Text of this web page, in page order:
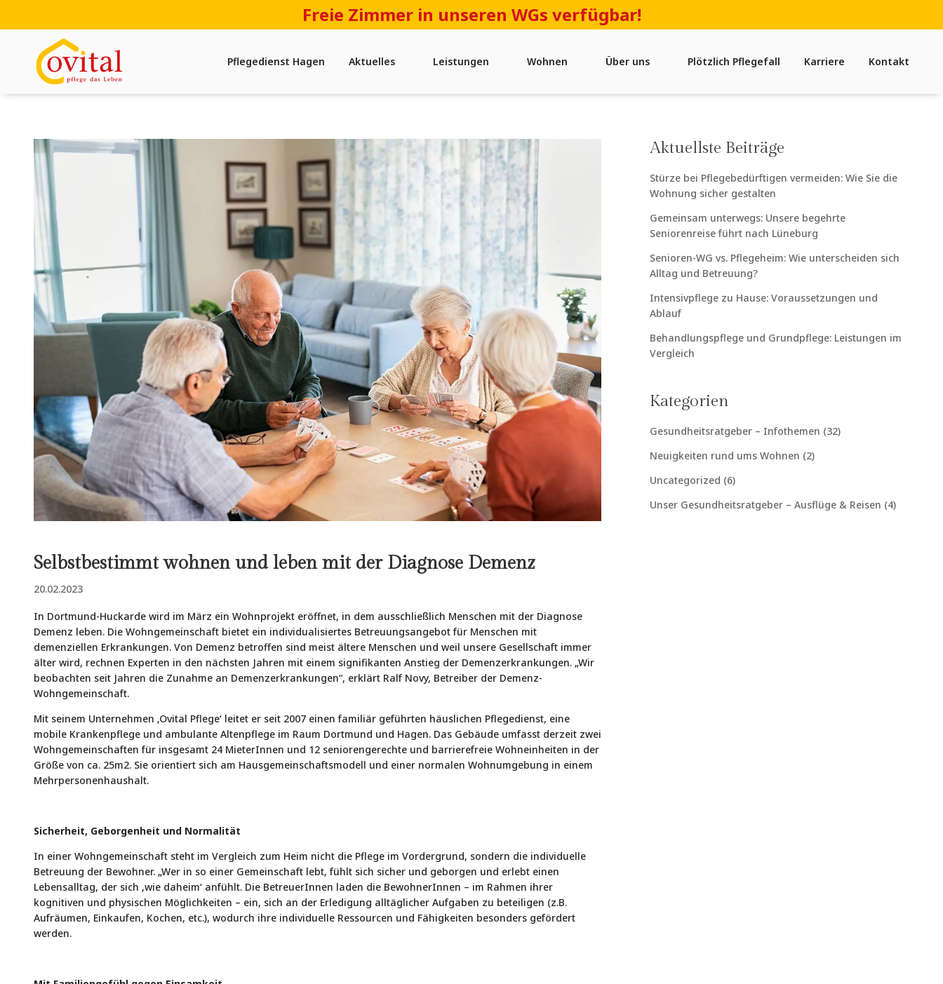
Freie Zimmer in unseren WGs verfügbar!
Pflegedienst Hagen Aktuelles Leistungen Wohnen Über uns Plötzlich Pflegefall Karriere Kontakt
Aktuellste Beiträge
Stürze bei Pflegebedürftigen vermeiden: Wie Sie die
Wohnung sicher gestalten
Gemeinsam unterwegs: Unsere begehrte
Seniorenreise führt nach Lüneburg
Senioren-WG vs. Pflegeheim: Wie unterscheiden sich
Alltag und Betreuung?
Intensivpflege zu Hause: Voraussetzungen und
Ablauf
Behandlungspflege und Grundpflege: Leistungen im
Vergleich
Kategorien
Gesundheitsratgeber – Infothemen (32)
Neuigkeiten rund ums Wohnen (2)
Uncategorized (6)
Unser Gesundheitsratgeber – Ausflüge & Reisen (4)
Selbstbestimmt wohnen und leben mit der Diagnose Demenz
20.02.2023
In Dortmund-Huckarde wird im März ein Wohnprojekt eröffnet, in dem ausschließlich Menschen mit der Diagnose
Demenz leben. Die Wohngemeinschaft bietet ein individualisiertes Betreuungsangebot für Menschen mit
demenziellen Erkrankungen. Von Demenz betroffen sind meist ältere Menschen und weil unsere Gesellschaft immer
älter wird, rechnen Experten in den nächsten Jahren mit einem signifikanten Anstieg der Demenzerkrankungen. „Wir
beobachten seit Jahren die Zunahme an Demenzerkrankungen“, erklärt Ralf Novy, Betreiber der Demenz-
Wohngemeinschaft.
Mit seinem Unternehmen ‚Ovital Pflege‘ leitet er seit 2007 einen familiär geführten häuslichen Pflegedienst, eine
mobile Krankenpflege und ambulante Altenpflege im Raum Dortmund und Hagen. Das Gebäude umfasst derzeit zwei
Wohngemeinschaften für insgesamt 24 MieterInnen und 12 seniorengerechte und barrierefreie Wohneinheiten in der
Größe von ca. 25m2. Sie orientiert sich am Hausgemeinschaftsmodell und einer normalen Wohnumgebung in einem
Mehrpersonenhaushalt.
Sicherheit, Geborgenheit und Normalität
In einer Wohngemeinschaft steht im Vergleich zum Heim nicht die Pflege im Vordergrund, sondern die individuelle
Betreuung der Bewohner. „Wer in so einer Gemeinschaft lebt, fühlt sich sicher und geborgen und erlebt einen
Lebensalltag, der sich ‚wie daheim‘ anfühlt. Die BetreuerInnen laden die BewohnerInnen – im Rahmen ihrer
kognitiven und physischen Möglichkeiten – ein, sich an der Erledigung alltäglicher Aufgaben zu beteiligen (z.B.
Aufräumen, Einkaufen, Kochen, etc.), wodurch ihre individuelle Ressourcen und Fähigkeiten besonders gefördert
werden.